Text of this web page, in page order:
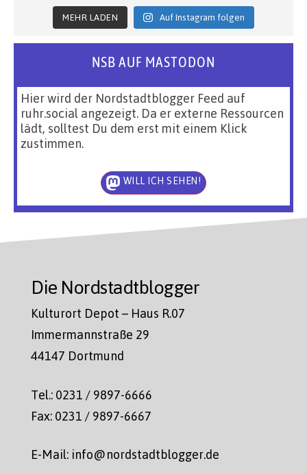
MEHR LADEN Auf Instagram folgen
NSB AUF MASTODON
Hier wird der Nordstadtblogger Feed auf
ruhr.social angezeigt. Da er externe Ressourcen
lädt, solltest Du dem erst mit einem Klick
zustimmen.
WILL ICH SEHEN!
Die Nordstadtblogger
Kulturort Depot – Haus R.07
Immermannstraße 29
44147 Dortmund
Tel.: 0231 / 9897-6666
Fax: 0231 / 9897-6667
E-Mail: info@nordstadtblogger.de